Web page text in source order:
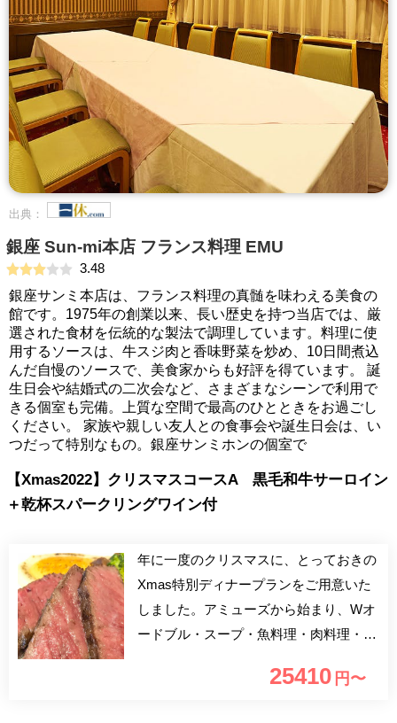
出典：
銀座 Sun‐mi本店 フランス料理 EMU
3.48
銀座サンミ本店は、フランス料理の真髄を味わえる美食の
館です。1975年の創業以来、長い歴史を持つ当店では、厳
選された食材を伝統的な製法で調理しています。料理に使
用するソースは、牛スジ肉と香味野菜を炒め、10日間煮込
んだ自慢のソースで、美食家からも好評を得ています。 誕
生日会や結婚式の二次会など、さまざまなシーンで利用で
きる個室も完備。上質な空間で最高のひとときをお過ごし
ください。 家族や親しい友人との食事会や誕生日会は、い
つだって特別なもの。銀座サンミホンの個室で
【Xmas2022】クリスマスコースA 黒毛和牛サーロイン
＋乾杯スパークリングワイン付
年に一度のクリスマスに、とっておきの
Xmas特別ディナープランをご用意いた
しました。アミューズから始まり、Wオ
ードブル・スープ・魚料理・肉料理・プ
ルデザート付となります。素敵なひとと
25410 円〜